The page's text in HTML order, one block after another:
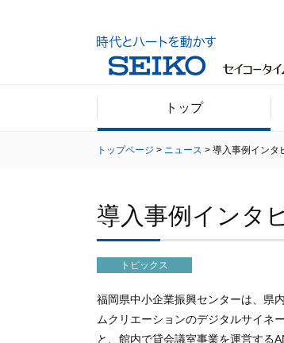
トップ
トップページ ニュース 導入事例インタ
導入事例インタ
トピックス
福岡県中小企業振興センターは、県
ムクリエーションのデジタルサイネ
と、館内で貸会議室事業を運営する